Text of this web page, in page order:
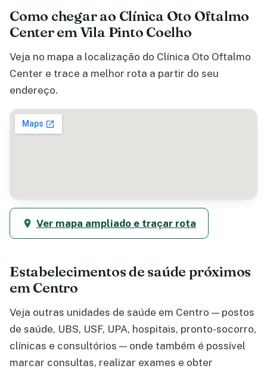
Como chegar ao Clínica Oto Oftalmo
Center em Vila Pinto Coelho
Veja no mapa a localização do Clínica Oto Oftalmo
Center e trace a melhor rota a partir do seu
endereço.
Ver mapa ampliado e traçar rota
Estabelecimentos de saúde próximos
em Centro
Veja outras unidades de saúde em Centro — postos
de saúde, UBS, USF, UPA, hospitais, pronto-socorro,
clínicas e consultórios — onde também é possível
marcar consultas, realizar exames e obter